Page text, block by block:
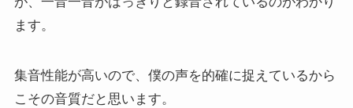
ます。
集音性能が高いので、僕の声を的確に捉えているから
こその音質だと思います。